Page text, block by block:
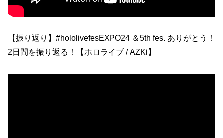
【振り返り】#hololivefesEXPO24 ＆5th fes. ありがとう！
2日間を振り返る！【ホロライブ / AZKi】